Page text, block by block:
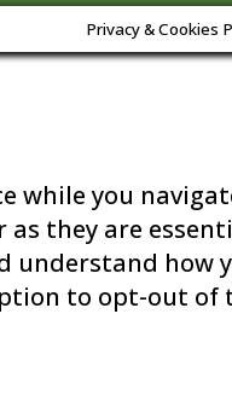
Privacy & Cookies
while you
as they are
how
to opt-out